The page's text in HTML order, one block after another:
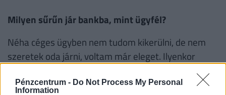
Pénzcentrum - Do Not Process My Personal
Information
Milyen sűrűn jár bankba, mint ügyfél?
Néha céges ügyben nem tudom kikerülni, de nem
szeretek oda járni, voltam már eleget. Ilyenkor
bankszektorból kihalt már az a világ, amit mi